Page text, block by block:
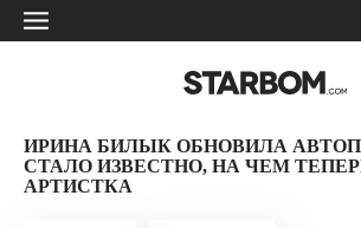
ИРИНА БИЛЫК ОБНОВИЛА
СТАЛО ИЗВЕСТНО, НА ЧЕМ
АРТИСТКА